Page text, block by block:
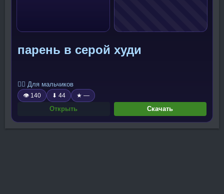
парень в серой худи
🧍‍♂️ Для мальчиков
👁 140 ⬇ 44 ★ —
Открыть Скачать